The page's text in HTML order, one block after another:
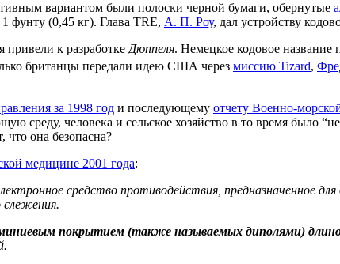
вариантом были полоски черной бумаги, обернутые
фунту (0,45 кг). Глава TRE, А. П. Роу, дал устройству
к разработке Дюппеля. Немецкое кодовое
британцы передали идею США через миссию Tizard,
за 1998 год и последующему отчету Военно-
среду, человека и сельское хозяйство в то время было
что она безопасна?
медицине 2001 года:
средство противодействия, предназначенное
слежения.
покрытием (также называемых диполями)